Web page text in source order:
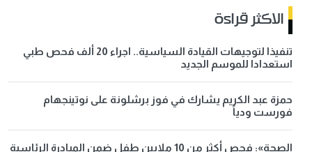
الاكثر قراءة
تنفيذا لتوجيهات القيادة السياسية.. اجراء 20 ألف فحص طبي
استعدادا للموسم الجديد
حمزة عبد الكريم يشارك في فوز برشلونة على نوتينجهام
فورست ودياً
الصحة»: فحص أكثر من 10 ملايين طفل ضمن المبادرة الرئاسية